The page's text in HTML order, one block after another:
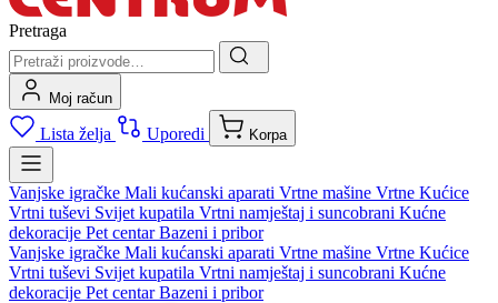
Pretraga
Moj račun
Lista želja Uporedi Korpa
Vanjske igračke Mali kućanski aparati Vrtne mašine Vrtne Kućice
Vrtni tuševi Svijet kupatila Vrtni namještaj i suncobrani Kućne
dekoracije Pet centarBazeni i pribor
Vanjske igračke Mali kućanski aparati Vrtne mašine Vrtne Kućice
Vrtni tuševi Svijet kupatila Vrtni namještaj i suncobrani Kućne
dekoracije Pet centarBazeni i pribor